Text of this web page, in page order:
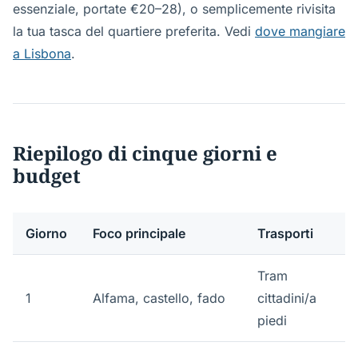
essenziale, portate €20–28), o semplicemente rivisita
la tua tasca del quartiere preferita. Vedi dove mangiare
a Lisbona.
Riepilogo di cinque giorni e
budget
Giorno Foco principale Trasporti
1 Alfama, castello, fado
Tram
cittadini/a
piedi